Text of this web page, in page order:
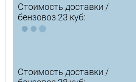
Стоимость доставки /
бензовоз 23 куб:
Стоимость доставки /